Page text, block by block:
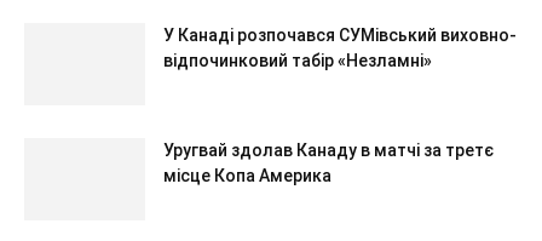
У Канаді розпочався СУМівський виховно-
відпочинковий табір «Незламні»
Уругвай здолав Канаду в матчі за третє
місце Копа Америка